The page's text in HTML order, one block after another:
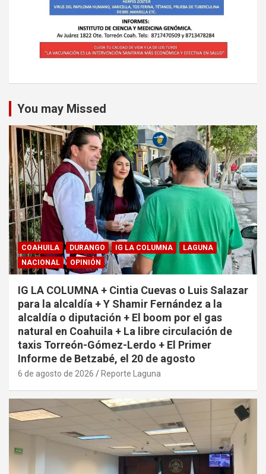
You may Missed
COAHUILA DURANGO IG LA COLUMNA
LAGUNA
NACIONAL
OPINIÓN
IG LA COLUMNA + Cintia Cuevas o Luis Salazar
para la alcaldía + Y Shamir Fernández a la
alcaldía o diputación + El boom por el gas
natural en Coahuila + La libre circulación de
taxis Torreón-Gómez-Lerdo + El Primer
Informe de Betzabé, el 20 de agosto
6 de agosto de 2026 Reporte Laguna